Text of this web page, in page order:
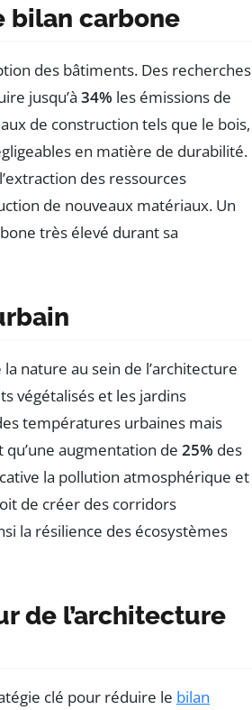
bilan carbone
des bâtiments. Des recherches
jusqu’à 34% les émissions de
de construction tels que le bois,
en matière de durabilité.
des ressources
de nouveaux matériaux. Un
très élevé durant sa
nature au sein de l’architecture
végétalisés et les jardins
températures urbaines mais
augmentation de 25% des
la pollution atmosphérique et
de créer des corridors
la résilience des écosystèmes
de l’architecture
clé pour réduire le bilan